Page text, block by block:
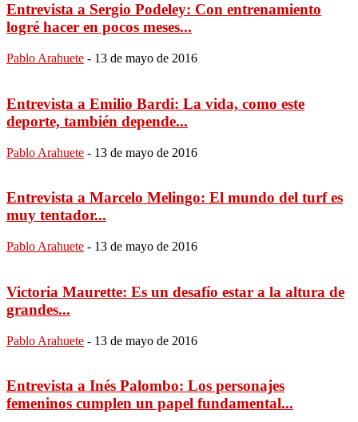
Entrevista a Sergio Podeley: Con entrenamiento
logré hacer en pocos meses...
Pablo Arahuete - 13 de mayo de 2016
Entrevista a Emilio Bardi: La vida, como este
deporte, también depende...
Pablo Arahuete - 13 de mayo de 2016
Entrevista a Marcelo Melingo: El mundo del turf es
muy tentador...
Pablo Arahuete - 13 de mayo de 2016
Victoria Maurette: Es un desafío estar a la altura de
grandes...
Pablo Arahuete - 13 de mayo de 2016
Entrevista a Inés Palombo: Los personajes
femeninos cumplen un papel fundamental...